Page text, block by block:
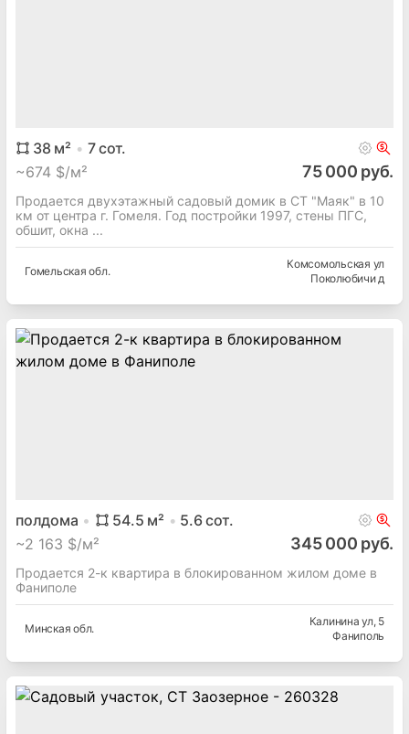
38 м² 7сот.
~674 $/м² 75 000 руб.
Продается двухэтажный садовый домик в СТ "Маяк" в 10
км от центра г. Гомеля. Год постройки 1997, стены ПГС,
обшит, окна ...
Гомельская обл.
Комсомольская ул
Поколюбичи д
полдома 54.5 м² 5.6сот.
~2 163 $/м² 345 000 руб.
Продается 2-к квартира в блокированном жилом доме в
Фаниполе
Минская обл.
Калинина ул, 5
Фаниполь